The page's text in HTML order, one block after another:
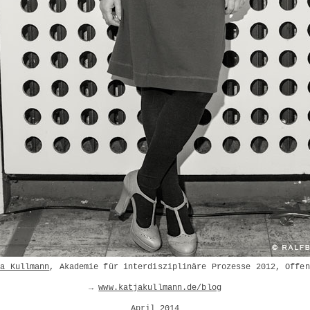
Kullmann, Akademie für interdisziplinäre Prozesse 2012,
→www.katjakullmann.de/blog